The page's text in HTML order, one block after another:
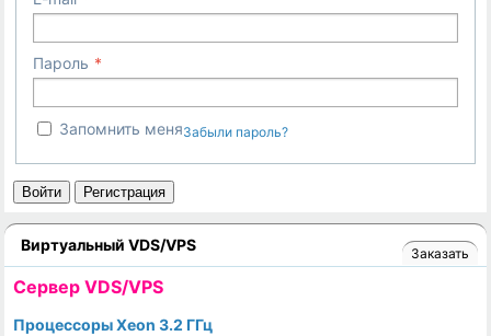
Пароль
Запомнить меняЗабыли пароль?
Войти Регистрация
Виртуальный VDS/VPS Заказать
Cервер VDS/VPS
Процессоры Xeon 3.2 ГГц